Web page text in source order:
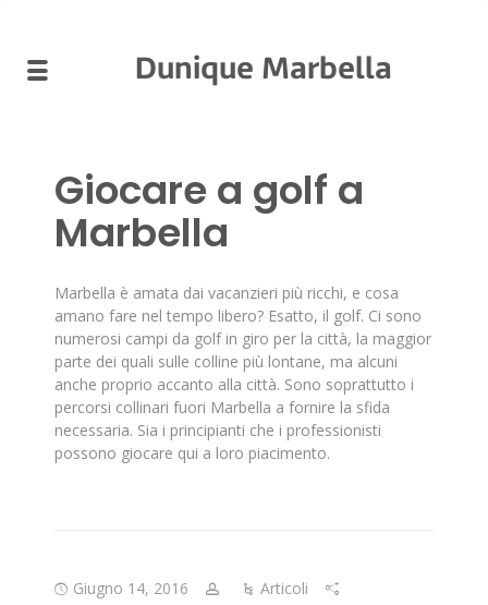
Dunique Marbella
Giocare a golf a
Marbella
Marbella è amata dai vacanzieri più ricchi, e cosa
amano fare nel tempo libero? Esatto, il golf. Ci sono
numerosi campi da golf in giro per la città, la maggior
parte dei quali sulle colline più lontane, ma alcuni
anche proprio accanto alla città. Sono soprattutto i
percorsi collinari fuori Marbella a fornire la sfida
necessaria. Sia i principianti che i professionisti
possono giocare qui a loro piacimento.
Giugno 14, 2016 Articoli